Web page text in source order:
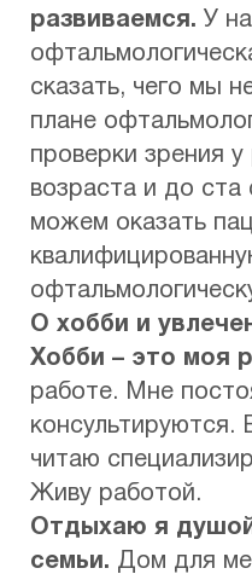
развиваемся. У
сказать, чего мы
плане
проверки зрения у
возраста и до ста
можем оказать
О хобби и
Хобби – это моя
работе. Мне
консультируются.
читаю
Живу работой.
Отдыхаю я
семьи. Дом для